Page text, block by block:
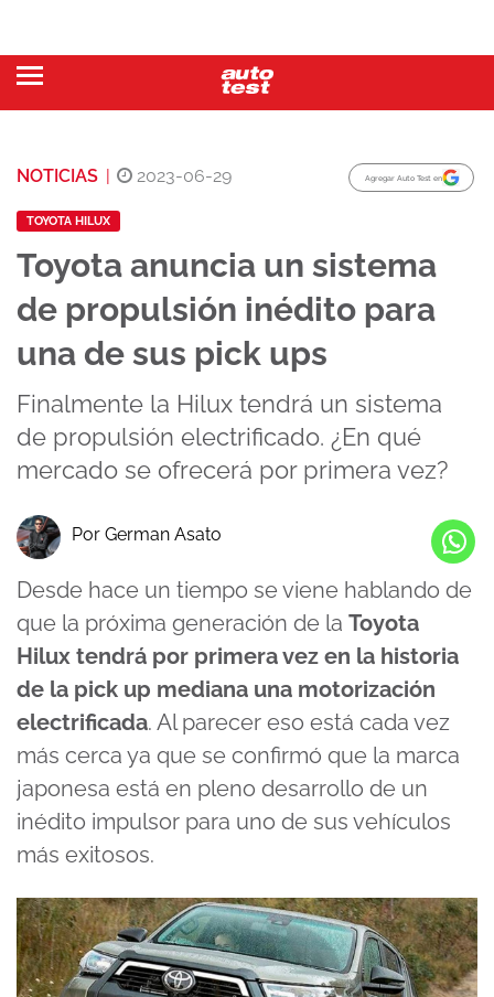
NOTICIAS | 2023-06-29 Agregar Auto Test en
TOYOTA HILUX
Toyota anuncia un sistema
de propulsión inédito para
una de sus pick ups
Finalmente la Hilux tendrá un sistema
de propulsión electrificado. ¿En qué
mercado se ofrecerá por primera vez?
Por German Asato
Desde hace un tiempo se viene hablando de
que la próxima generación de la Toyota
Hilux tendrá por primera vez en la historia
de la pick up mediana una motorización
electrificada. Al parecer eso está cada vez
más cerca ya que se confirmó que la marca
japonesa está en pleno desarrollo de un
inédito impulsor para uno de sus vehículos
más exitosos.